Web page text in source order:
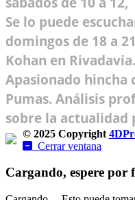
Se lo puede
domingos de 18 a
Kohan en Rivadavia.
Apasionado hincha
Pumas. Análisis
sobre la actualidad
© 2025 Copyright
Cerrar ventana
Cargando, espere